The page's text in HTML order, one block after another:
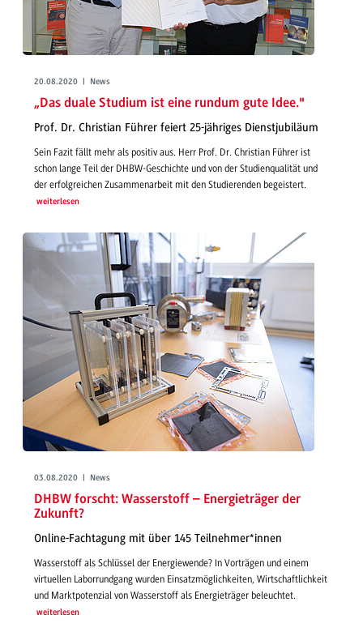
20.08.2020 | News
„Das duale Studium ist eine rundum gute Idee."
Prof. Dr. Christian Führer feiert 25-jähriges Dienstjubiläum
Sein Fazit fällt mehr als positiv aus. Herr Prof. Dr. Christian Führer ist
schon lange Teil der DHBW-Geschichte und von der Studienqualität und
der erfolgreichen Zusammenarbeit mit den Studierenden begeistert.
weiterlesen
03.08.2020 | News
DHBW forscht: Wasserstoff – Energieträger der
Zukunft?
Online-Fachtagung mit über 145 Teilnehmer*innen
Wasserstoff als Schlüssel der Energiewende? In Vorträgen und einem
virtuellen Laborrundgang wurden Einsatzmöglichkeiten, Wirtschaftlichkeit
und Marktpotenzial von Wasserstoff als Energieträger beleuchtet.
weiterlesen